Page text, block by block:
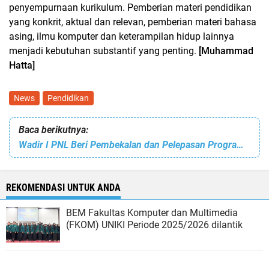
penyempurnaan kurikulum. Pemberian materi pendidikan
yang konkrit, aktual dan relevan, pemberian materi bahasa
asing, ilmu komputer dan keterampilan hidup lainnya
menjadi kebutuhan substantif yang penting. [Muhammad
Hatta]
News Pendidikan
Baca berikutnya:
Wadir I PNL Beri Pembekalan dan Pelepasan Program MISB Angkatan 6
REKOMENDASI UNTUK ANDA
BEM Fakultas Komputer dan Multimedia
(FKOM) UNIKI Periode 2025/2026 dilantik